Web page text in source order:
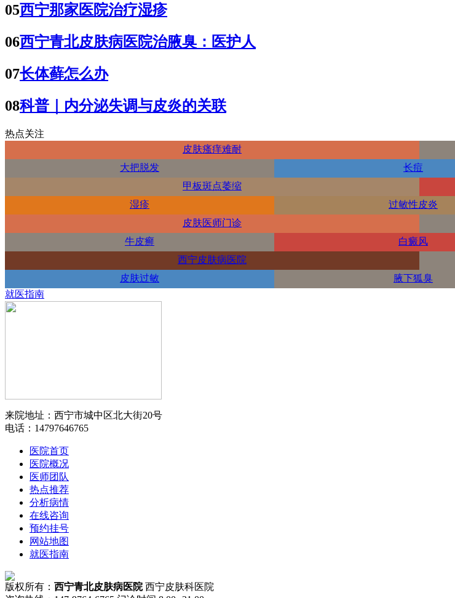
05西宁那家医院治疗湿疹
06西宁青北皮肤病医院治腋臭：医护人
07长体藓怎么办
08科普｜内分泌失调与皮炎的关联
热点关注
皮肤瘙痒难耐
大把脱发
长痘
甲板斑点萎缩
湿疹
过敏性皮炎
皮肤医师门诊
牛皮癣
白癜风
西宁皮肤病医院
皮肤过敏
腋下狐臭
就医指南
来院地址：西宁市城中区北大街20号
电话：14797646765
医院首页
医院概况
医师团队
热点推荐
分析病情
在线咨询
预约挂号
网站地图
就医指南
版权所有： 西宁青北皮肤病医院西宁皮肤科医院